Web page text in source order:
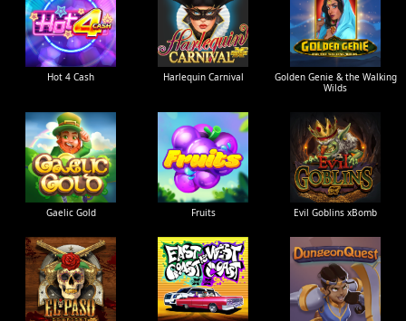
Hot 4 Cash Harlequin Carnival
Golden Genie & the Walking
Wilds
Gaelic Gold Fruits Evil Goblins xBomb